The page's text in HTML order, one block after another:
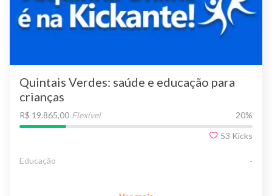
Quintais Verdes: saúde e educação para
crianças
R$ 19.865,00 Flexível 20%
53 Kicks
Educação -